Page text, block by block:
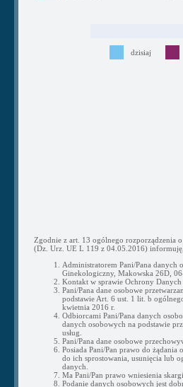
dzisiaj
Zgodnie z art. 13 ogólnego rozporządzenia
(Dz. Urz. UE L 119 z 04.05.2016)
Administratorem Pani/Pana danych
Ginekologiczny, Makowska 26D,
Kontakt w sprawie Ochrony
Pani/Pana dane osobowe
podstawie Art. 6 ust. 1 lit. b
kwietnia 2016 r.
Odbiorcami Pani/Pana danych
danych osobowych na podstawie
usług.
Pani/Pana dane osobowe
Posiada Pani/Pan prawo do
do ich sprostowania, usunięcia lub
danych.
Ma Pani/Pan prawo wniesienia
Podanie danych osobowych jest